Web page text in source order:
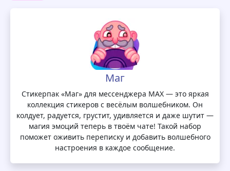
Маг
Стикерпак «Маг» для мессенджера MAX — это яркая
коллекция стикеров с весёлым волшебником. Он
колдует, радуется, грустит, удивляется и даже шутит —
магия эмоций теперь в твоём чате! Такой набор
поможет оживить переписку и добавить волшебного
настроения в каждое сообщение.